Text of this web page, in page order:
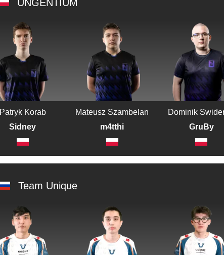
UNGENTIUM
Patryk Korab
Sidney
Mateusz Szambelan
m4tthi
Dominik
GruBy
Team Unique